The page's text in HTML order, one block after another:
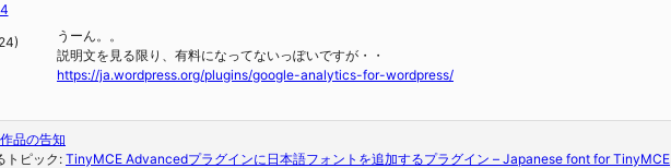
うーん。。
説明文を見る限り、有料になってないっぽいですが・・
https://ja.wordpress.org/plugins/google-analytics-for-wordpress/
品の告知
トピック:TinyMCE Advancedプラグインに日本語フォントを追加するプラグイン – Japanese font for TinyMCE